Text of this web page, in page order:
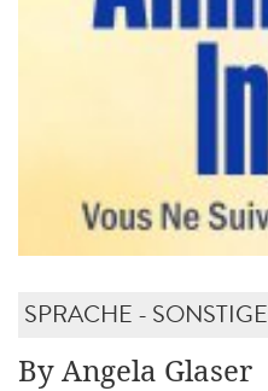
SPRACHE - SONSTIGE
By Angela Glaser